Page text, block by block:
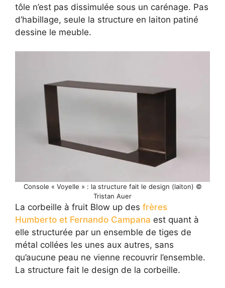
tôle n’est pas dissimulée sous un carénage. Pas
d’habillage, seule la structure en laiton patiné
dessine le meuble.
Console « Voyelle » : la structure fait le design (laiton) ©
Tristan Auer
La corbeille à fruit Blow up des frères
Humberto et Fernando Campana est quant à
elle structurée par un ensemble de tiges de
métal collées les unes aux autres, sans
qu’aucune peau ne vienne recouvrir l’ensemble.
La structure fait le design de la corbeille.